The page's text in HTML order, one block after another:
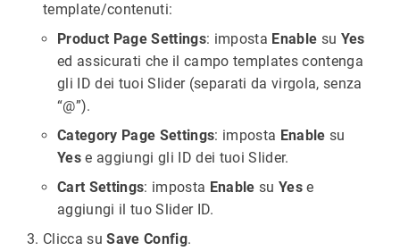
template/contenuti:
Product Page Settings: imposta Enable su Yes
ed assicurati che il campo templates contenga
gli ID dei tuoi Slider (separati da virgola, senza
“@”).
Category Page Settings: imposta Enable su
Yes e aggiungi gli ID dei tuoi Slider.
Cart Settings: imposta Enable su Yese
aggiungi il tuo Slider ID.
Clicca suSave Config.